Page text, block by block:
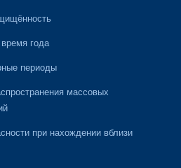
года
периоды
массовых
при нахождении вблизи